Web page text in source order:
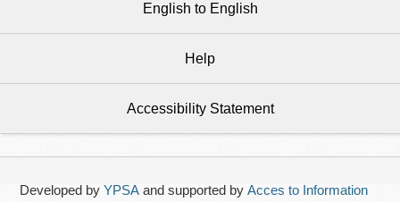
English to English
Help
Accessibility Statement
Developed by YPSAand supported by Acces to Information